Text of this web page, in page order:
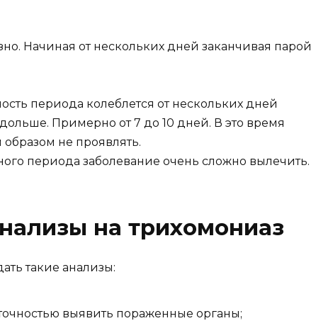
Начиная от нескольких дней заканчивая парой
периода колеблется от нескольких дней
Примерно от 7 до 10 дней. В это время
не проявлять.
периода заболевание очень сложно вылечить.
на трихомониаз
такие анализы:
выявить пораженные органы;